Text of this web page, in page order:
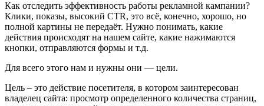
Как отследить эффективность работы рекламной кампании?
Клики, показы, высокий CTR, это всё, конечно, хорошо, но
полной картины не передаёт. Нужно понимать, какие
действия происходят на нашем сайте, какие нажимаются
кнопки, отправляются формы и т.д.
Для всего этого нам и нужны они — цели.
Цель – это действие посетителя, в котором заинтересован
владелец сайта: просмотр определенного количества страниц,